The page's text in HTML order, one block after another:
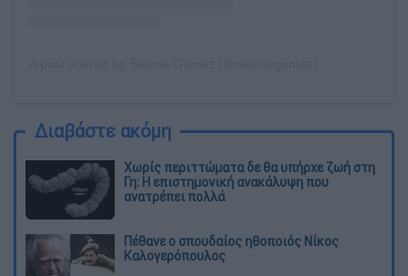
Διαβάστε ακόμη
Χωρίς περιττώματα δε θα υπήρχε ζωή στη
Γη: Η επιστημονική ανακάλυψη που
ανατρέπει πολλά
Πέθανε ο σπουδαίος ηθοποιός Νίκος
Καλογερόπουλος